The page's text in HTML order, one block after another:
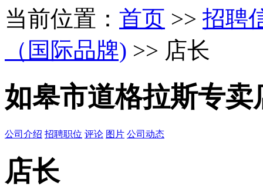
当前位置： 首页 >> 招聘
（国际品牌) >> 店长
如皋市道格拉斯专
公司介绍 招聘职位 评论 图片 公司动态
店长